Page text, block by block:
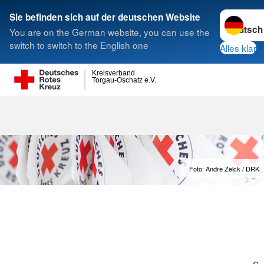
Sie befinden sich auf der deutschen Website
You are on the German website, you can use the
switch to switch to the English one
Sprache
Alles klar
Torgau-Oschatz e.V.
Kreisverband
Suche
Foto: Andre Zelck / DRK